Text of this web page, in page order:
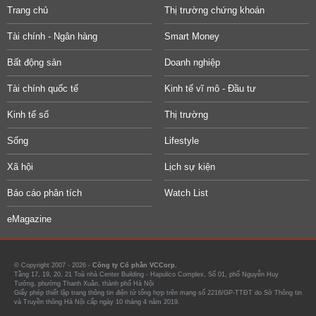
Trang chủ Thị trường chứng khoán
Tài chính - Ngân hàng Smart Money
Bất động sản Doanh nghiệp
Tài chính quốc tế Kinh tế vĩ mô - Đầu tư
Kinh tế số Thị trường
Sống Lifestyle
Xã hội Lịch sự kiện
Báo cáo phân tích Watch List
eMagazine
© Copyright 2007 - 2026 - Công ty Cổ phần VCCorp.
Tầng 17, 19, 20, 21 Toà nhà Center Building - Hapulico Complex, Số 01, phố Nguyễn Huy
Tưởng, phường Thanh Xuân, thành phố Hà Nội
Giấy phép thiết lập trang thông tin điện tử tổng hợp trên mạng số 2216/GP-TTĐT do Sở Thông tin
và Truyền thông Hà Nội cấp ngày 10 tháng 4 năm 2019.